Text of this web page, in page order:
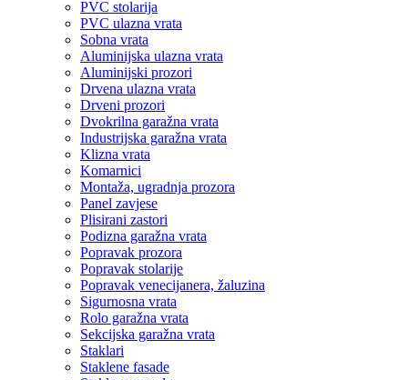
PVC stolarija
PVC ulazna vrata
Sobna vrata
Aluminijska ulazna vrata
Aluminijski prozori
Drvena ulazna vrata
Drveni prozori
Dvokrilna garažna vrata
Industrijska garažna vrata
Klizna vrata
Komarnici
Montaža, ugradnja prozora
Panel zavjese
Plisirani zastori
Podizna garažna vrata
Popravak prozora
Popravak stolarije
Popravak venecijanera, žaluzina
Sigurnosna vrata
Rolo garažna vrata
Sekcijska garažna vrata
Staklari
Staklene fasade